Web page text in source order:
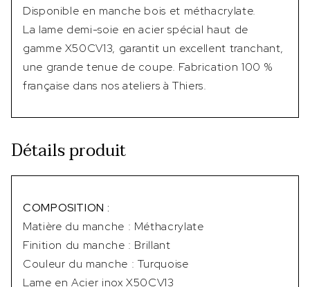
Disponible en manche bois et méthacrylate.
La lame demi-soie en acier spécial haut de
gamme X50CV13, garantit un excellent tranchant,
une grande tenue de coupe. Fabrication 100 %
française dans nos ateliers à Thiers.
Détails produit
COMPOSITION :
Matière du manche : Méthacrylate
Finition du manche : Brillant
Couleur du manche : Turquoise
Lame en Acier inox X50CV13